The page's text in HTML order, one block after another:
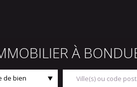
À
de bien